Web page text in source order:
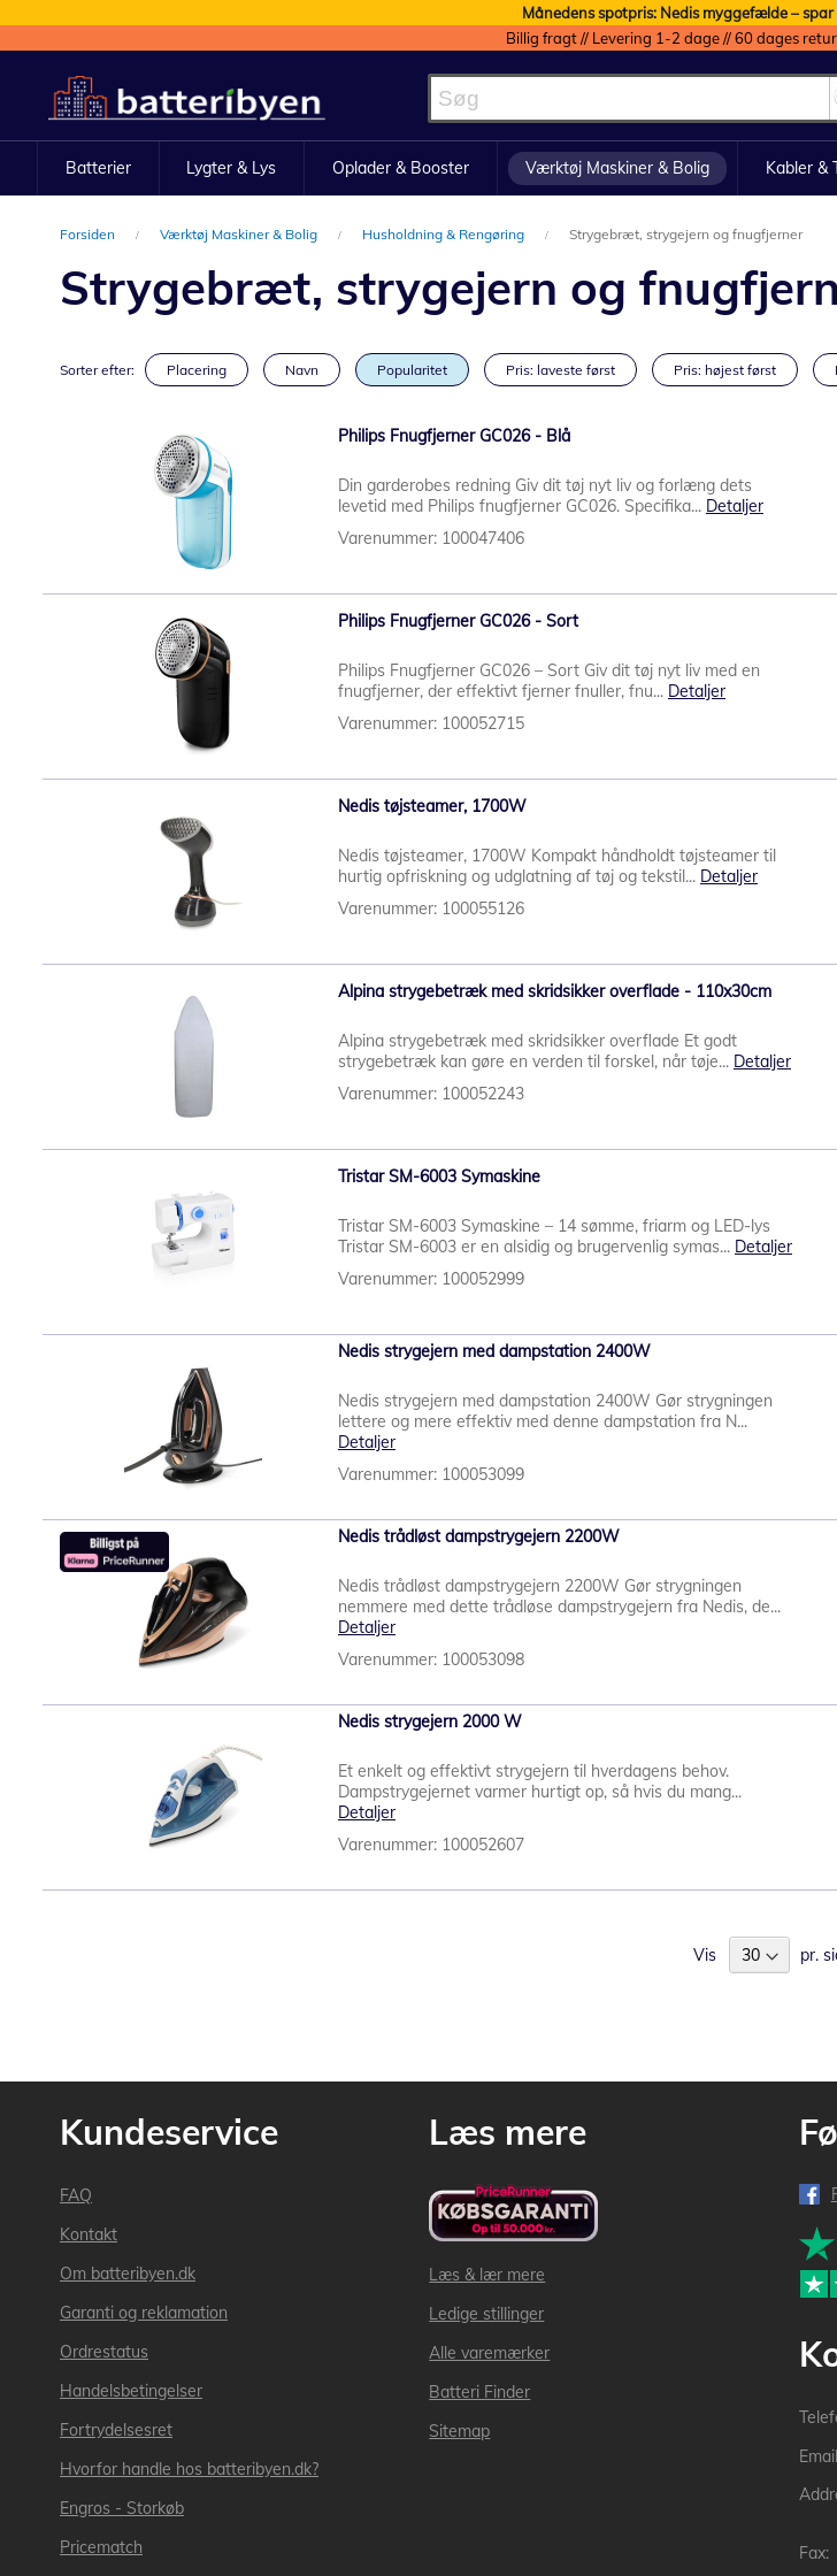
Månedens spotpris: Nedis myggefælde – spar
Billig fragt // Levering 1-2 dage // 60 dages
to
Content
Batterier Lygter & Lys Oplader & Booster Værktøj Maskiner & Bolig Kabler &
Forsiden Værktøj Maskiner & Bolig Husholdning & Rengøring Strygebræt, strygejern og fnugfjerner
Strygebræt, strygejern og
Sorter efter: Placering Navn Popularitet Pris: laveste først Pris: højest først
Philips Fnugfjerner GC026 - Blå
Din garderobes redning Giv dit tøj nyt liv og forlæng dets
levetid med Philips fnugfjerner GC026. Specifika... Detaljer
Varenummer: 100047406
Philips Fnugfjerner GC026 - Sort
Philips Fnugfjerner GC026 – Sort Giv dit tøj nyt liv med en
fnugfjerner, der effektivt fjerner fnuller, fnu... Detaljer
Varenummer: 100052715
Nedis tøjsteamer, 1700W
Nedis tøjsteamer, 1700W Kompakt håndholdt tøjsteamer til
hurtig opfriskning og udglatning af tøj og tekstil... Detaljer
Varenummer: 100055126
Alpina strygebetræk med skridsikker overflade - 110x30cm
Alpina strygebetræk med skridsikker overflade Et godt
strygebetræk kan gøre en verden til forskel, når tøje... Detaljer
Varenummer: 100052243
Tristar SM-6003 Symaskine
Tristar SM-6003 Symaskine – 14 sømme, friarm og LED-lys
Tristar SM-6003 er en alsidig og brugervenlig symas... Detaljer
Varenummer: 100052999
Nedis strygejern med dampstation 2400W
Nedis strygejern med dampstation 2400W Gør strygningen
lettere og mere effektiv med denne dampstation fra N...
Detaljer
Varenummer: 100053099
Nedis trådløst dampstrygejern 2200W
Nedis trådløst dampstrygejern 2200W Gør strygningen
nemmere med dette trådløse dampstrygejern fra Nedis, de...
Detaljer
Varenummer: 100053098
Nedis strygejern 2000 W
Et enkelt og effektivt strygejern til hverdagens behov.
Dampstrygejernet varmer hurtigt op, så hvis du mang...
Detaljer
Varenummer: 100052607
Vis pr.
Kundeservice
FAQ
Kontakt
Om batteribyen.dk
Garanti og reklamation
Ordrestatus
Handelsbetingelser
Fortrydelsesret
Hvorfor handle hos batteribyen.dk?
Engros - Storkøb
Pricematch
Læs mere
Læs & lær mere
Ledige stillinger
Alle varemærker
Batteri Finder
Sitemap